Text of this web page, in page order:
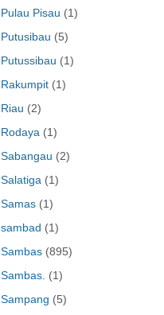
Pulau Pisau (1)
Putusibau (5)
Putussibau (1)
Rakumpit (1)
Riau (2)
Rodaya (1)
Sabangau (2)
Salatiga (1)
Samas (1)
sambad (1)
Sambas (895)
Sambas. (1)
Sampang (5)